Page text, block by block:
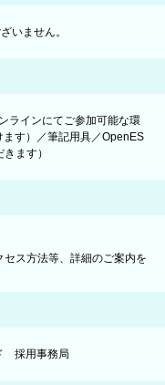
いません。
ラインにてご参加可能な環
す）／筆記用具／OpenES
ます）
ス方法等、詳細のご案内を
採用事務局